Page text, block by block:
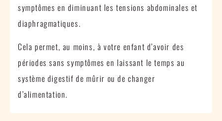
symptômes en diminuant les tensions abdominales et
diaphragmatiques.
Cela permet, au moins, à votre enfant d’avoir des
périodes sans symptômes en laissant le temps au
système digestif de mûrir ou de changer
d’alimentation.